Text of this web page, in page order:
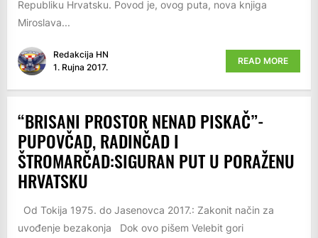
Republiku Hrvatsku. Povod je, ovog puta, nova knjiga
Miroslava...
Redakcija HN
1. Rujna 2017.
READ MORE
“BRISANI PROSTOR NENAD PISKAČ”-
PUPOVČAD, RADINČAD I
ŠTROMARČAD:SIGURAN PUT U PORAŽENU
HRVATSKU
Od Tokija 1975. do Jasenovca 2017.: Zakonit način za
uvođenje bezakonja Dok ovo pišem Velebit gori